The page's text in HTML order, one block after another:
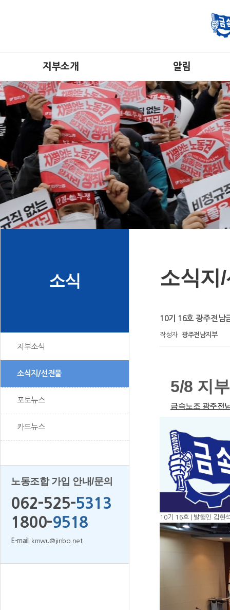
지부소개 알림
소식
지부소식
소식지/선전물
포토뉴스
카드뉴스
노동조합 가입 안내/문의
062-525-5313
1800-9518
E-mail. kmwu@jinbo.net
소식지
10기 16호 광주전남
작성자 광주전남지부
5/8 지
금속노조 광주전
10기 16호 | 발행인 김현